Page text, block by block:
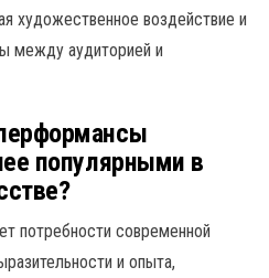
художественное воздействие и
между аудиторией и
популярными в
потребности современной
и опыта,